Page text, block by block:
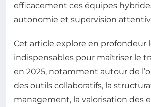
efficacement ces équipes
autonomie et supervision
Cet article explore en profondeur
indispensables pour maîtriser le
en 2025, notamment autour de
des outils collaboratifs, la
management, la valorisation des